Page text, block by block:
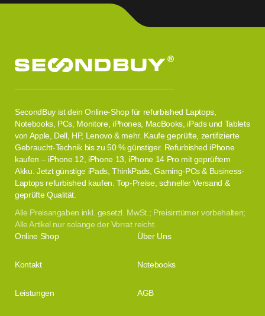
SecondBuy ist dein Online-Shop für refurbished Laptops,
Notebooks, PCs, Monitore, iPhones, MacBooks, iPads und Tablets
von Apple, Dell, HP, Lenovo & mehr. Kaufe geprüfte, zertifizierte
Gebraucht-Technik bis zu 50 % günstiger. Refurbished iPhone
kaufen – iPhone 12, iPhone 13, iPhone 14 Pro mit geprüftem
Akku. Jetzt günstige iPads, ThinkPads, Gaming-PCs & Business-
Laptops refurbished kaufen. Top-Preise, schneller Versand &
geprüfte Qualität.
Alle Preisangaben inkl. gesetzl. MwSt.; Preisirrtümer vorbehalten;
Alle Artikel nur solange der Vorrat reicht.
Online Shop Über Uns
Kontakt Notebooks
Leistungen AGB